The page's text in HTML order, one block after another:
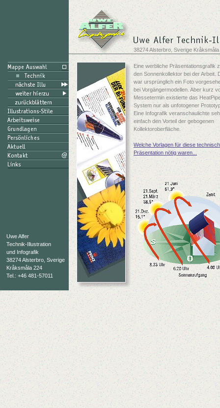
38274 Alsterbro, Sverige
Uwe Alfer
Technik-Illustration
und Infografik
38274 Alsterbro, Sverige
Kråksmåla 224
Tel.: +46 481-57011
Eine werbliche Präsentationsgrafik
den Sonnenkollektor bei der Arbeit.
war ursprünglich ein Foto
bei Vorgängermodellen. Aber kurz
Messetermin existierte das
System nur als unfotogener
Eine Infografik veranschaulichte
einfach den Vorteil der gebogenen
Kollektoroberfläche.
Welche Vorlagen für diese
Präsentation nötig waren...